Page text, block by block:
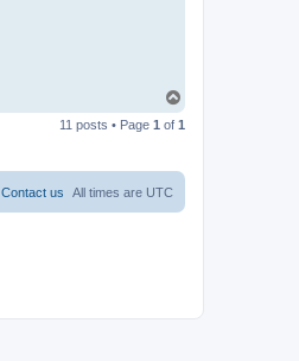
p
11 posts • Page 1 of 1
All times are UTC
Contact us